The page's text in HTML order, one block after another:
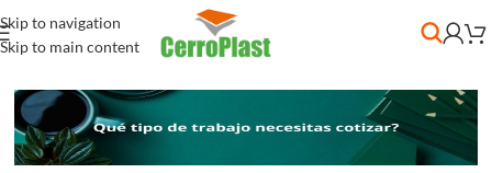
Skip to navigation
Skip to main content